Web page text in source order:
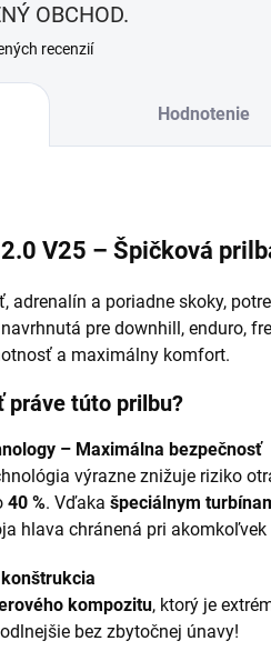
OBCHOD.
recenzií
Hodnotenie
V25 – Špičková
adrenalín a poriadne skoky,
pre downhill, enduro,
a maximálny komfort.
práve túto prilbu?
– Maximálna bezpečnosť
výrazne znižuje riziko
40 %. Vďaka špeciálnym
hlava chránená pri akomkoľvek
kompozitu, ktorý je
bez zbytočnej únavy!